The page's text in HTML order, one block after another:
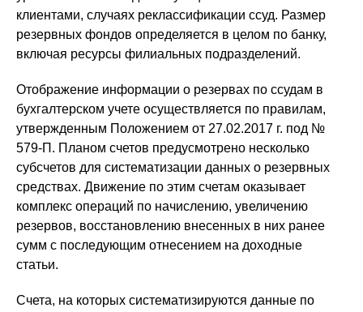
клиентами, случаях реклассификации ссуд. Размер
резервных фондов определяется в целом по банку,
включая ресурсы филиальных подразделений.
Отображение информации о резервах по ссудам в
бухгалтерском учете осуществляется по правилам,
утвержденным Положением от 27.02.2017 г. под №
579-П. Планом счетов предусмотрено несколько
субсчетов для систематизации данных о резервных
средствах. Движение по этим счетам оказывает
комплекс операций по начислению, увеличению
резервов, восстановлению внесенных в них ранее
сумм с последующим отнесением на доходные
статьи.
Счета, на которых систематизируются данные по